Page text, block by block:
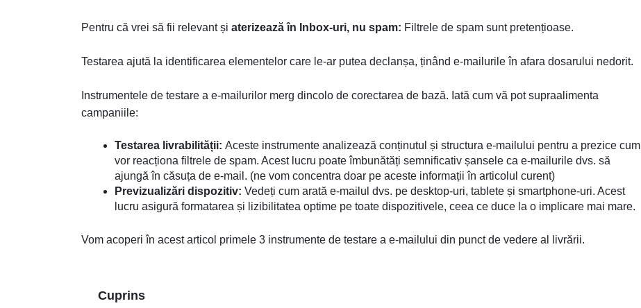
Pentru că vrei să fii relevant și aterizează în Inbox-uri, nu spam: Filtrele de spam sunt pretențioase.
Testarea ajută la identificarea elementelor care le-ar putea declanșa, ținând e-mailurile în afara dosarului nedorit.
Instrumentele de testare a e-mailurilor merg dincolo de corectarea de bază. Iată cum vă pot supraalimenta
campaniile:
Testarea livrabilității: Aceste instrumente analizează conținutul și structura e-mailului pentru a prezice cum
vor reacționa filtrele de spam. Acest lucru poate îmbunătăți semnificativ șansele ca e-mailurile dvs. să
ajungă în căsuța de e-mail. (ne vom concentra doar pe aceste informații în articolul curent)
Previzualizări dispozitiv: Vedeți cum arată e-mailul dvs. pe desktop-uri, tablete și smartphone-uri. Acest
lucru asigură formatarea și lizibilitatea optime pe toate dispozitivele, ceea ce duce la o implicare mai mare.
Vom acoperi în acest articol primele 3 instrumente de testare a e-mailului din punct de vedere al livrării.
Cuprins